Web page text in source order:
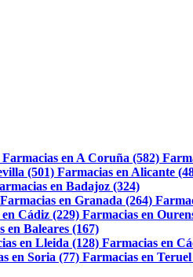
Farmacias en A Coruña (582)
(501) Farmacias en Alicante
en Badajoz (324)
Farmacias en Granada (264)
Cádiz (229) Farmacias en
en Baleares (167)
en Lleida (128) Farmacias en
en Soria (77) Farmacias en